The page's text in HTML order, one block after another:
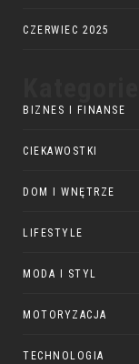
CZERWIEC 2025
BIZNES I FINANSE
CIEKAWOSTKI
DOM I WNĘTRZE
LIFESTYLE
MODA I STYL
MOTORYZACJA
TECHNOLOGIA